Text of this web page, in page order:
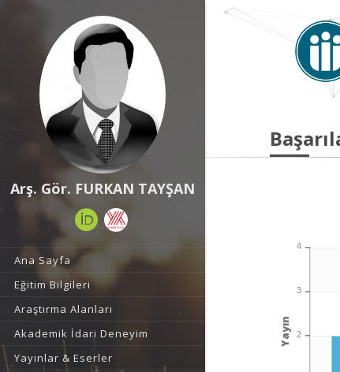
Arş. Gör. FURKAN TAYŞAN
Ana Sayfa
Eğitim Bilgileri
Araştırma Alanları
Akademik İdari Deneyim
Yayınlar & Eserler
4
3
2
Yayın